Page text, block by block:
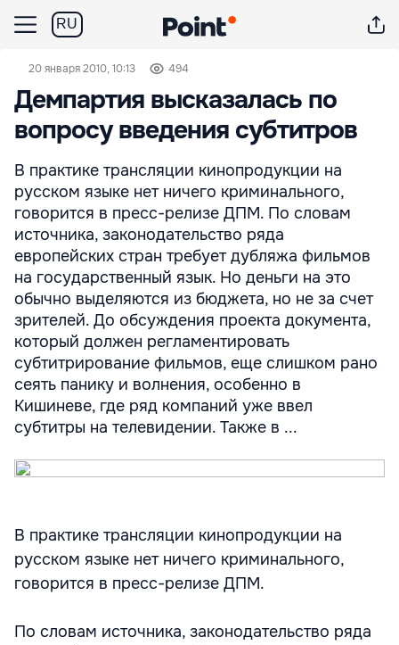
RU
20 января 2010, 10:13 494
Демпартия высказалась по
вопросу введения субтитров
В практике трансляции кинопродукции на
русском языке нет ничего криминального,
говорится в пресс-релизе ДПМ. По словам
источника, законодательство ряда
европейских стран требует дубляжа фильмов
на государственный язык. Но деньги на это
обычно выделяются из бюджета, но не за счет
зрителей. До обсуждения проекта документа,
который должен регламентировать
субтитрирование фильмов, еще слишком рано
сеять панику и волнения, особенно в
Кишиневе, где ряд компаний уже ввел
субтитры на телевидении. Также в ...
В практике трансляции кинопродукции на
русском языке нет ничего криминального,
говорится в пресс-релизе ДПМ.
По словам источника, законодательство ряда